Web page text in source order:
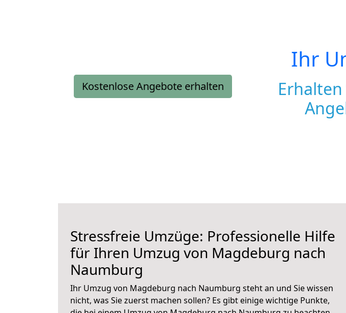
Kostenlose Angebote erhalten
Ihr
Stressfreie Umzüge: Professionelle Hilfe
für Ihren Umzug von Magdeburg nach
Naumburg
Ihr Umzug von Magdeburg nach Naumburg steht an und Sie wissen
nicht, was Sie zuerst machen sollen? Es gibt einige wichtige Punkte,